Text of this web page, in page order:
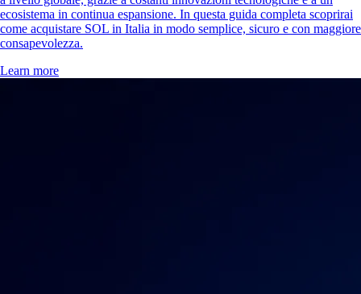
ecosistema in continua espansione. In questa guida completa scoprirai
come acquistare SOL in Italia in modo semplice, sicuro e con maggiore
consapevolezza.
Learn more